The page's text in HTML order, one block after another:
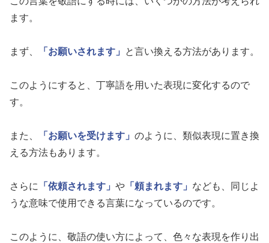
ます。
まず、 「お願いされます」 と言い換える方法があります。
このようにすると、丁寧語を用いた表現に変化するので
す。
また、 「お願いを受けます」 のように、類似表現に置き換
える方法もあります。
さらに 「依頼されます」 や 「頼まれます」 なども、同じよ
うな意味で使用できる言葉になっているのです。
このように、敬語の使い方によって、色々な表現を作り出